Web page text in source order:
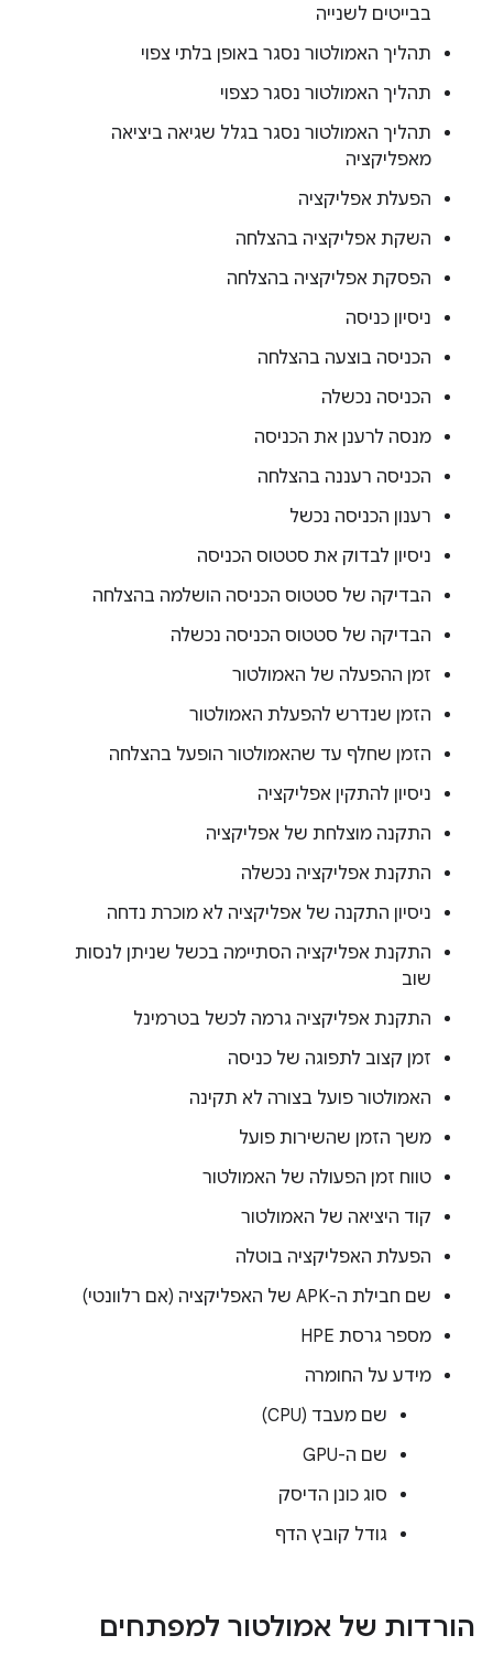
בבייטים לשנייה
תהליך האמולטור נסגר באופן בלתי צפוי
תהליך האמולטור נסגר כצפוי
תהליך האמולטור נסגר בגלל שגיאה ביציאה
מאפליקציה
הפעלת אפליקציה
השקת אפליקציה בהצלחה
הפסקת אפליקציה בהצלחה
ניסיון כניסה
הכניסה בוצעה בהצלחה
הכניסה נכשלה
מנסה לרענן את הכניסה
הכניסה רעננה בהצלחה
רענון הכניסה נכשל
ניסיון לבדוק את סטטוס הכניסה
הבדיקה של סטטוס הכניסה הושלמה בהצלחה
הבדיקה של סטטוס הכניסה נכשלה
זמן ההפעלה של האמולטור
הזמן שנדרש להפעלת האמולטור
הזמן שחלף עד שהאמולטור הופעל בהצלחה
ניסיון להתקין אפליקציה
התקנה מוצלחת של אפליקציה
התקנת אפליקציה נכשלה
ניסיון התקנה של אפליקציה לא מוכרת נדחה
התקנת אפליקציה הסתיימה בכשל שניתן לנסות
שוב
התקנת אפליקציה גרמה לכשל בטרמינל
זמן קצוב לתפוגה של כניסה
האמולטור פועל בצורה לא תקינה
משך הזמן שהשירות פועל
טווח זמן הפעולה של האמולטור
קוד היציאה של האמולטור
הפעלת האפליקציה בוטלה
שם חבילת ה-APK של האפליקציה (אם רלוונטי)
מספר גרסת HPE
מידע על החומרה
שם מעבד (CPU)
שם ה-GPU
סוג כונן הדיסק
גודל קובץ הדף
הורדות של אמולטור למפתחים